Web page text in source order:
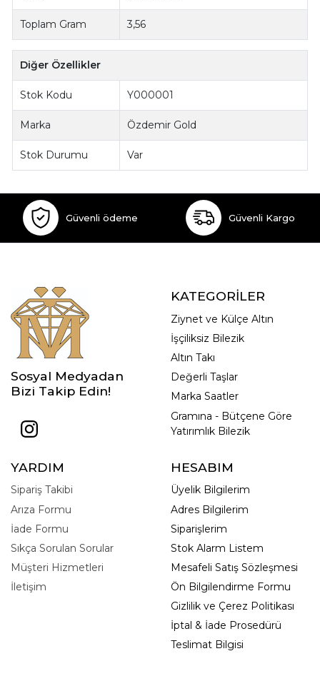
Toplam Gram 3,56
Diğer Özellikler
Stok Kodu Y000001
Marka Özdemir Gold
Stok Durumu Var
Güvenli ödeme Güvenli Kargo
Sosyal Medyadan
Bizi Takip Edin!
KATEGORİLER
Ziynet ve Külçe Altın
İşçiliksiz Bilezik
Altın Takı
Değerli Taşlar
Marka Saatler
Gramına - Bütçene Göre
Yatırımlık Bilezik
YARDIM
Sipariş Takibi
Arıza Formu
İade Formu
Sıkça Sorulan Sorular
Müşteri Hizmetleri
İletişim
HESABIM
Üyelik Bilgilerim
Adres Bilgilerim
Siparişlerim
Stok Alarm Listem
Mesafeli Satış Sözleşmesi
Ön Bilgilendirme Formu
Gizlilik ve Çerez Politikası
İptal & İade Prosedürü
Teslimat Bilgisi